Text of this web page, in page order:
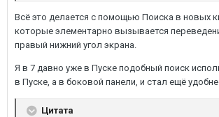
Всё это делается с помощью Поиска в новых
которые элементарно вызывается
правый нижний угол экрана.
Я в 7 давно уже в Пуске подобный поиск
в Пуске, а в боковой панели, и стал ещё
Цитата